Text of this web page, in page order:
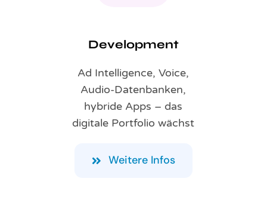
Development
Ad Intelligence, Voice,
Audio-Datenbanken,
hybride Apps – das
digitale Portfolio wächst
Weitere Infos